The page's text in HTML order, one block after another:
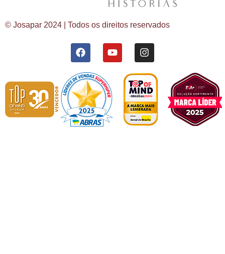
© Josapar 2024 | Todos os direitos reservados